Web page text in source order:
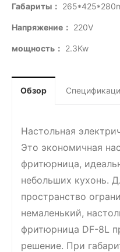
Габариты：
Напряжение： 220V
мощность： 2.3Kw
Обзор
Настольная
Это экономичная
фритюрница,
небольших кухонь.
пространство
немаленький,
фритюрница DF-8L
решение. При